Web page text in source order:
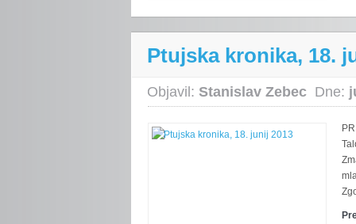
Ptujska kronika, 18.
Objavil: Stanislav Zebec Dne: